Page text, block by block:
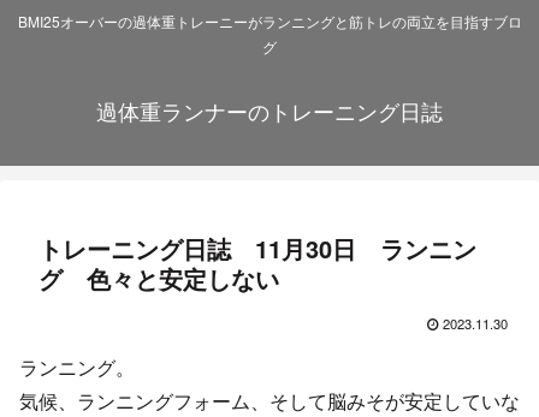
BMI25オーバーの過体重トレーニーがランニングと筋トレの両立を目指すブロ
グ
過体重ランナーのトレーニング日誌
トレーニング日誌 11月30日 ランニン
グ 色々と安定しない
2023.11.30
ランニング。
気候、ランニングフォーム、そして脳みそが安定していな